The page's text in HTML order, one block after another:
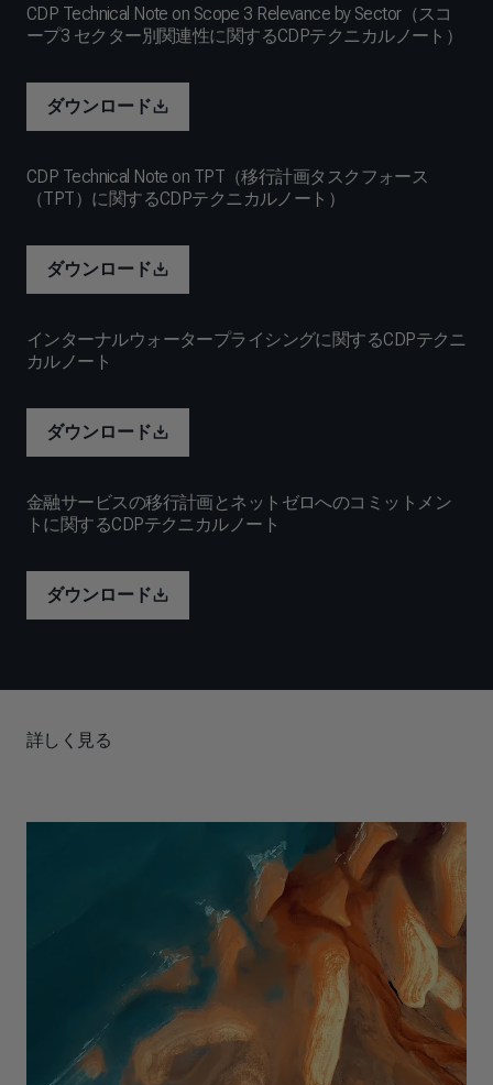
CDP Technical Note on Scope 3 Relevance by Sector（スコ
ープ3 セクター別関連性に関するCDPテクニカルノート）
ダウンロード
CDP Technical Note on TPT（移行計画タスクフォース
（TPT）に関するCDPテクニカルノート）
ダウンロード
インターナルウォータープライシングに関するCDPテクニ
カルノート
ダウンロード
金融サービスの移行計画とネットゼロへのコミットメン
トに関するCDPテクニカルノート
ダウンロード
詳しく見る